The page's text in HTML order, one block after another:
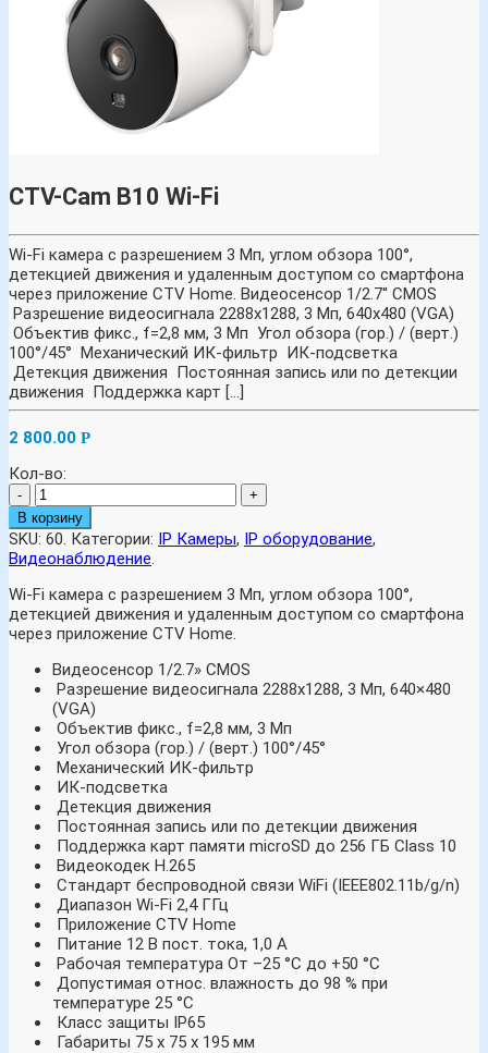
CTV-Cam B10 Wi-Fi
Wi-Fi камера с разрешением 3 Мп, углом обзора 100°,
детекцией движения и удаленным доступом со смартфона
через приложение CTV Home. Видеосенсор 1/2.7'' CMOS
Разрешение видеосигнала 2288х1288, 3 Мп, 640x480 (VGA)
Объектив фикс., f=2,8 мм, 3 Мп Угол обзора (гор.) / (верт.)
100°/45° Механический ИК-фильтр ИК-подсветка
Детекция движения Постоянная запись или по детекции
движения Поддержка карт [...]
2 800.00 Р
Кол-во:
-
+
В корзину
SKU: 60. Категории: IP Камеры, IP оборудование,
Видеонаблюдение.
Wi-Fi камера с разрешением 3 Мп, углом обзора 100°,
детекцией движения и удаленным доступом со смартфона
через приложение CTV Home.
Видеосенсор 1/2.7» CMOS
Разрешение видеосигнала 2288х1288, 3 Мп, 640×480
(VGA)
Объектив фикс., f=2,8 мм, 3 Мп
Угол обзора (гор.) / (верт.) 100°/45°
Механический ИК-фильтр
ИК-подсветка
Детекция движения
Постоянная запись или по детекции движения
Поддержка карт памяти microSD до 256 ГБ Class 10
Видеокодек H.265
Стандарт беспроводной связи WiFi (IEEE802.11b/g/n)
Диапазон Wi-Fi 2,4 ГГц
Приложение CTV Home
Питание 12 В пост. тока, 1,0 A
Рабочая температура От –25 °С до +50 °С
Допустимая относ. влажность до 98 % при
температуре 25 °С
Класс защиты IP65
Габариты 75 х 75 х 195 мм